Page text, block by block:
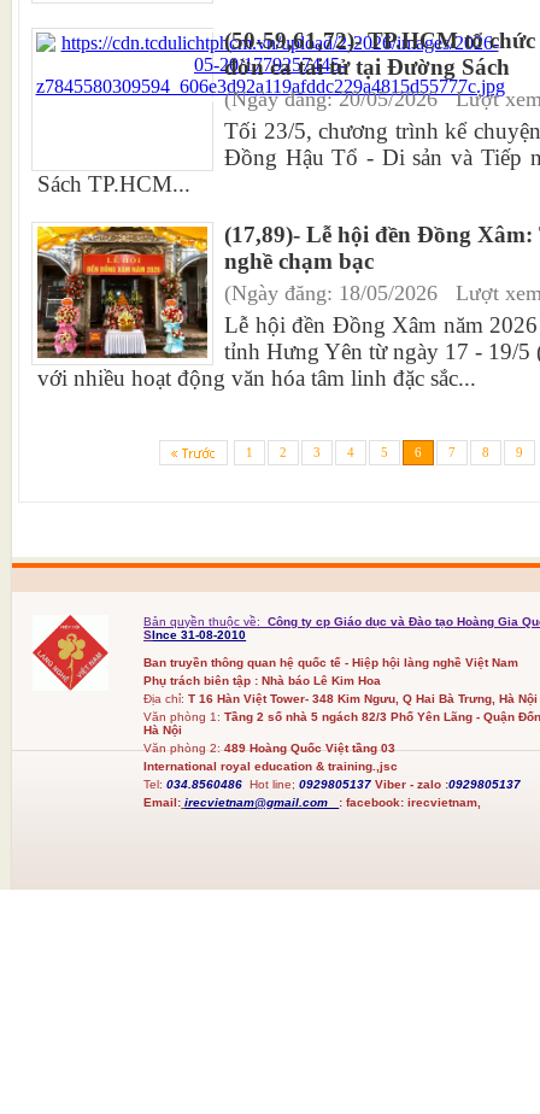
(50-59,61,72)- TP.HCM tổ
đờn ca tài tử tại Đường Sách
(Ngày đăng: 20/05/2026 Lượt
Tối 23/5, chương trình kể
Đồng Hậu Tổ - Di sản và Tiếp
Sách TP.HCM...
(17,89)- Lễ hội đền Đồng
nghề chạm bạc
(Ngày đăng: 18/05/2026 Lượt
Lễ hội đền Đồng Xâm năm
tỉnh Hưng Yên từ ngày 17 - 19/5
với nhiều hoạt động văn hóa tâm linh đặc sắc...
1 2 3 4 5 6 7 8 9
Bản quyền thuộc về:
Công ty cp Giáo dục và Đào tạo Hoàng Gia
SInce 31-08-2010
Ban truyền thông quan hệ quốc tế - Hiệp hội làng nghề Việt Nam
Phụ trách biên tập : Nhà báo Lê Kim Hoa
Địa chỉ: T 16 Hàn Việt Tower- 348 Kim Ngưu, Q Hai Bà Trưng, Hà Nội
Văn phòng 1:Tầng 2 số nhà 5 ngách 82/3 Phố Yên Lãng - Quận
Hà Nội
Văn phòng 2:489 Hoàng Quốc Việt tầng 03
International royal education & training.,jsc
Tel:034.8560486Hot line; 0929805137 Viber - zalo :0929805137
Email: irecvietnam@gmail.com :facebook: irecvietnam,